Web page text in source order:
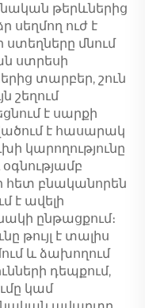
թերևներից
սեղմող ուժ է
ստեղները մնում
ստրեսի
տարբեր, շուն
շեղում
է սարքի
է հասարակ
կարողությունը
բնականորեն
է ավելի
ընթացքում։
թույլ է տալիս
և ձախողում
դեպքում,
կամ